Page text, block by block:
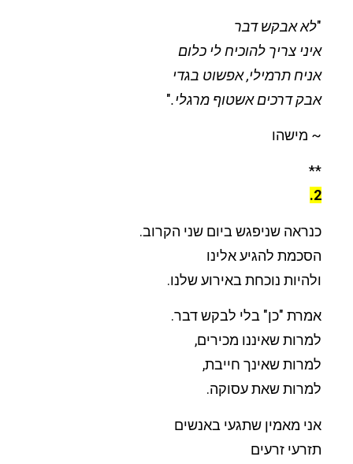
"לא אבקש דבר
איני צריך להוכיח לי כלום
אניח תרמילי, אפשוט בגדי
אבק דרכים אשטוף מרגלי."
~ מישהו
**
2.
כנראה שניפגש ביום שני הקרוב.
הסכמת להגיע אלינו
ולהיות נוכחת באירוע שלנו.
אמרת "כן" בלי לבקש דבר.
למרות שאיננו מכירים,
למרות שאינך חייבת,
למרות שאת עסוקה.
אני מאמין שתגעי באנשים
תזרעי זרעים